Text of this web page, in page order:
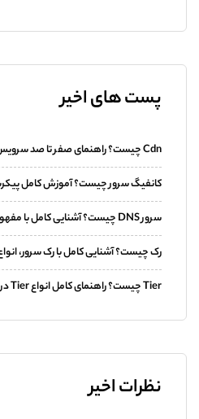
پست های اخیر
Cdn چیست؟ راهنمای صفر تا صد سرویس CDN
کانفیگ سرور چیست؟ آموزش کامل
سرور DNS چیست؟ آشنایی کامل با مفهوم DNS و تفاوت آن با VPN
رک چیست؟ آشنایی کامل با رک سرور،
Tier چیست؟ راهنمای کامل انواع Tier در دیتاسنتر و کاربردها
نظرات اخیر